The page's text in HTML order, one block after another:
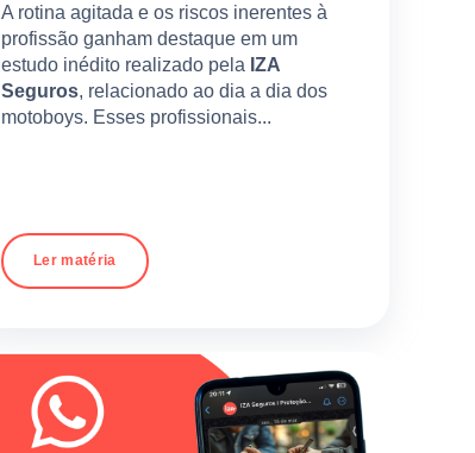
A rotina agitada e os riscos inerentes à
profissão ganham destaque em um
estudo inédito realizado pela IZA
Seguros, relacionado ao dia a dia dos
motoboys. Esses profissionais...
Ler matéria